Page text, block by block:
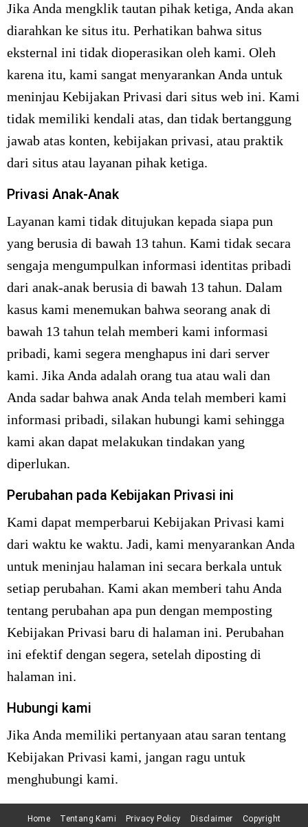
Jika Anda mengklik tautan pihak ketiga, Anda akan
diarahkan ke situs itu. Perhatikan bahwa situs
eksternal ini tidak dioperasikan oleh kami. Oleh
karena itu, kami sangat menyarankan Anda untuk
meninjau Kebijakan Privasi dari situs web ini. Kami
tidak memiliki kendali atas, dan tidak bertanggung
jawab atas konten, kebijakan privasi, atau praktik
dari situs atau layanan pihak ketiga.
Privasi Anak-Anak
Layanan kami tidak ditujukan kepada siapa pun
yang berusia di bawah 13 tahun. Kami tidak secara
sengaja mengumpulkan informasi identitas pribadi
dari anak-anak berusia di bawah 13 tahun. Dalam
kasus kami menemukan bahwa seorang anak di
bawah 13 tahun telah memberi kami informasi
pribadi, kami segera menghapus ini dari server
kami. Jika Anda adalah orang tua atau wali dan
Anda sadar bahwa anak Anda telah memberi kami
informasi pribadi, silakan hubungi kami sehingga
kami akan dapat melakukan tindakan yang
diperlukan.
Perubahan pada Kebijakan Privasi ini
Kami dapat memperbarui Kebijakan Privasi kami
dari waktu ke waktu. Jadi, kami menyarankan Anda
untuk meninjau halaman ini secara berkala untuk
setiap perubahan. Kami akan memberi tahu Anda
tentang perubahan apa pun dengan memposting
Kebijakan Privasi baru di halaman ini. Perubahan
ini efektif dengan segera, setelah diposting di
halaman ini.
Hubungi kami
Jika Anda memiliki pertanyaan atau saran tentang
Kebijakan Privasi kami, jangan ragu untuk
menghubungi kami.
Home Tentang Kami Privacy Policy Disclaimer Copyright